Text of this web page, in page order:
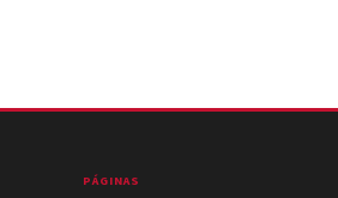
PÁGINAS